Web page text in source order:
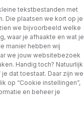
tekstbestanden met
Die plaatsen we kort op je
we bijvoorbeeld welke
waar je afhaakte en wat je
manier hebben wij
we jouw websitebezoek
Handig toch? Natuurlijk
dat toestaat. Daar zijn we
op “Cookie instellingen”,
en beheer je